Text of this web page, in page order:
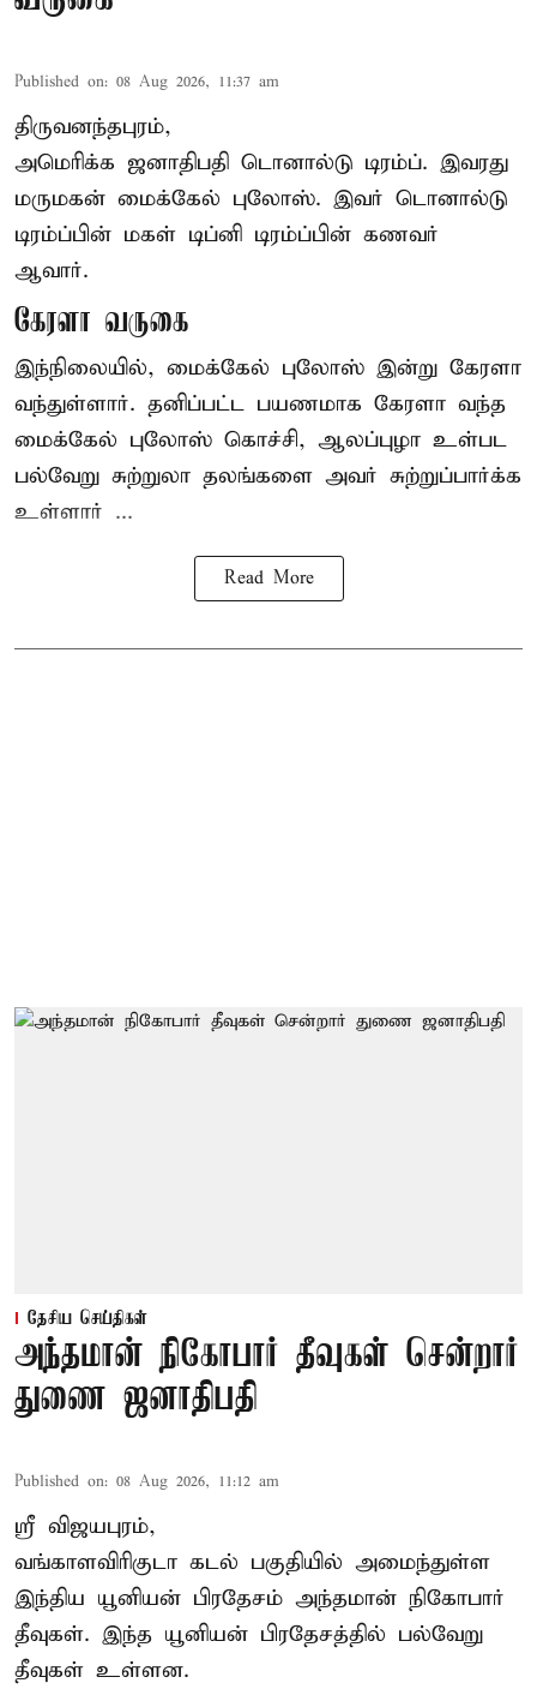
Published on: 08 Aug 2026, 11:37 am
திருவனந்தபுரம்,
அமெரிக்க ஜனாதிபதி டொனால்டு டிரம்ப். இவரது
மருமகன் மைக்கேல் புலோஸ். இவர் டொனால்டு
டிரம்ப்பின் மகள் டிப்னி டிரம்ப்பின் கணவர்
ஆவார்.
கேரளா வருகை
இந்நிலையில், மைக்கேல் புலோஸ் இன்று கேரளா
வந்துள்ளார். தனிப்பட்ட பயணமாக கேரளா வந்த
மைக்கேல் புலோஸ் கொச்சி, ஆலப்புழா உள்பட
பல்வேறு சுற்றுலா தலங்களை அவர் சுற்றுப்பார்க்க
உள்ளார் ...
Read More
தேசிய செய்திகள்
அந்தமான் நிகோபார் தீவுகள் சென்றார்
துணை ஜனாதிபதி
Published on: 08 Aug 2026, 11:12 am
ஸ்ரீ விஜயபுரம்,
வங்காளவிரிகுடா கடல் பகுதியில் அமைந்துள்ள
இந்திய யூனியன் பிரதேசம் அந்தமான் நிகோபார்
தீவுகள். இந்த யூனியன் பிரதேசத்தில் பல்வேறு
தீவுகள் உள்ளன.